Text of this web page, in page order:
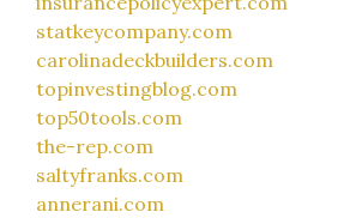
statkeycompany.com
carolinadeckbuilders.com
topinvestingblog.com
top50tools.com
the-rep.com
saltyfranks.com
annerani.com